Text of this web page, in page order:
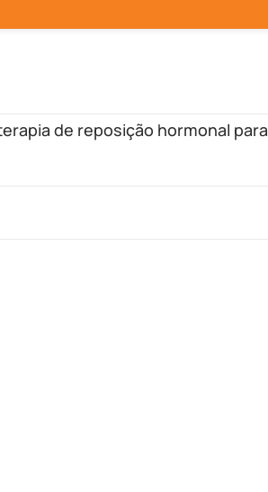
de reposição hormonal para